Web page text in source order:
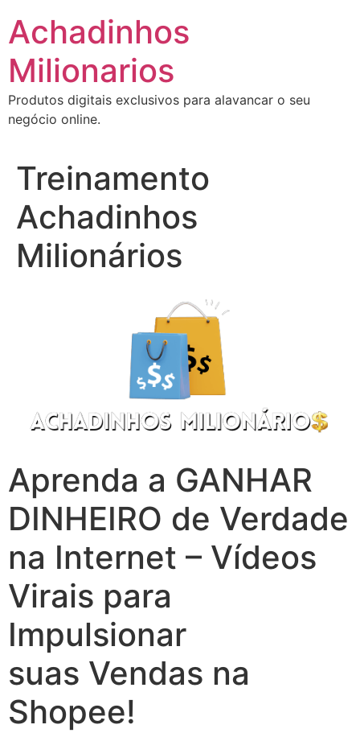
para
conteúdo
Achadinhos
Milionarios
Produtos digitais exclusivos para alavancar o seu
negócio online.
Treinamento
Achadinhos
Milionários
Aprenda a GANHAR
DINHEIRO de Verdade
na Internet – Vídeos
Virais para
Impulsionar
suas Vendas na
Shopee!